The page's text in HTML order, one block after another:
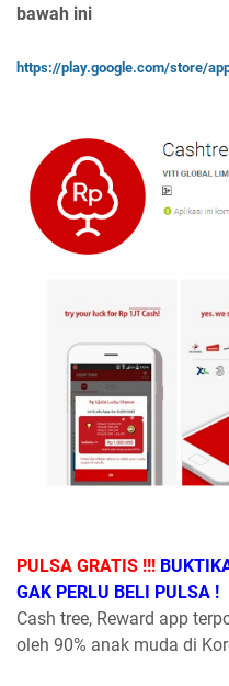
bawah ini
https://play.google.com/store/
PULSA GRATIS !!!
GAK PERLU BELI PULSA !
Cash tree, Reward app
oleh 90% anak muda di